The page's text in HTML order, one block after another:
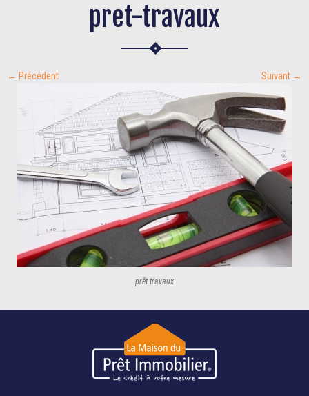
pret-travaux
← Précédent Suivant →
prêt travaux